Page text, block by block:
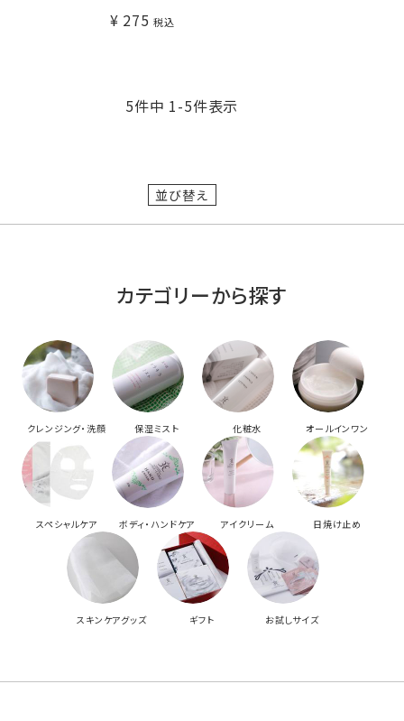
¥ 275 税込
並び替え
5件中 1-5件表示
カテゴリーから探す
クレンジング・洗顔 保湿ミスト 化粧水 オールインワン
スペシャルケア ボディ・ハンドケア アイクリーム 日焼け止め
スキンケアグッズ ギフト お試しサイズ